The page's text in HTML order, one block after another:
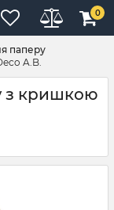
0
паперу
A.B.
з кришкою